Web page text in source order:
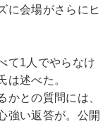
に会場がさらにヒ
て1人でやらなけ
は述べた。
かとの質問には、
強い返答が。公開